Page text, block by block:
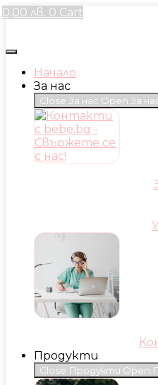
Skip
0,00 лв. 0 Cart
Начало
За нас
Close За нас Open За
Продукти
Close Продукти Open